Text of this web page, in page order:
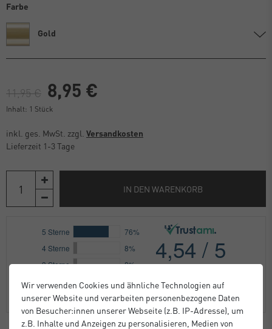
Farbe
Gold
11,95 € 8,95 €
Inhalt: 1 Stück
inkl. ges. MwSt. zzgl. Versandkosten
Lieferzeit 1-3 Tage
IN DEN WARENKORB
Wir verwenden Cookies und ähnliche Technologien auf
unserer Website und verarbeiten personenbezogene Daten
von Besucher:innen unserer Webseite (z.B. IP-Adresse), um
z.B. Inhalte und Anzeigen zu personalisieren, Medien von